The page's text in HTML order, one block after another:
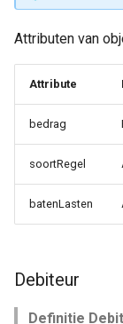
Attributen van
Attribute
bedrag
soortRegel
batenLasten
Debiteur
Definitie